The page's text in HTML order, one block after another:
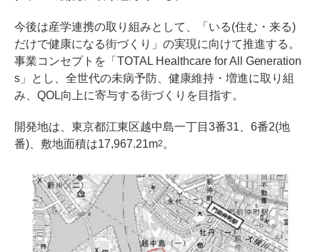
今後は産学連携の取り組みとして、「いる(住む・来る)
だけで健康になる街づくり」の実現に向けて推進する。
事業コンセプトを「TOTAL Healthcare for All Generation
s」とし、全世代の未病予防、健康維持・増進に取り組
み、QOL向上に寄与する街づくりを目指す。
開発地は、東京都江東区越中島一丁目3番31、6番2(地
番)、敷地面積は17,967.21m2 。